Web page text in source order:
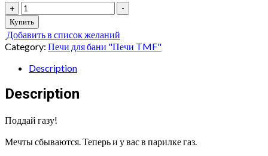
+
Печь
банная
Уренгой
2018
Inox
БСЭ
терракота
quantity
-
Купить
Добавить в список желаний
Category: Печи для бани "Печи TMF"
Description
Description
Поддай газу!
Мечты сбываются. Теперь и у вас в парилке газ.